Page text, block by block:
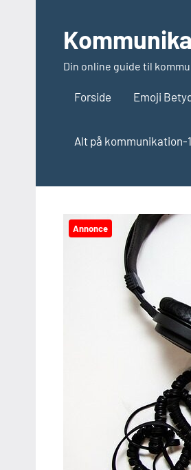
indhold
Din online guide til
Forside Emoji
Alt på kommunikation-
Annonce